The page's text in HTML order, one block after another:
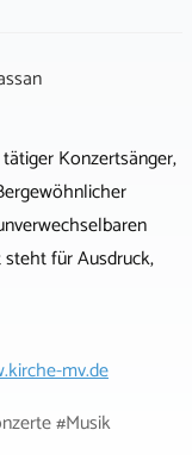
Konzertsänger,
für Ausdruck,
mv.de
#Musik